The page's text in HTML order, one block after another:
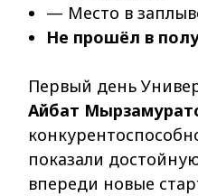
— Место в
Не прошёл в
Первый день
Айбат
показали
впереди новые